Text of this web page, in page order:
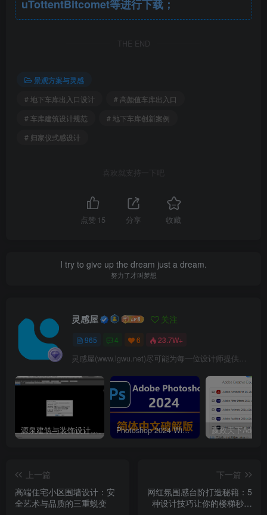
uTottentBitcomet等进行下载；
THE END
景观方案与灵感
# 地下车库出入口设计
# 高颜值车库出入口
# 车库建筑设计规范
# 地下车库创新案例
# 归家仪式感设计
喜欢就支持一下吧
点赞 15 分享 收藏
I try to give up the dream just a dream.
努力了才叫梦想
灵感屋 关注
965 4 6 23.7W+
灵感屋(www.lgwu.net)尽可能为每一位设计师提供更全面、更精致、更具有创意感的设计素材。努力成为景观设计师展示实力和互相学习的优质网络资源发布平台。
源泉建筑与装饰设计CAD插件工具箱（YQArch 6.7.4） Photoshop 2024 Win|Mac 简体中文破解版安装包下载及安装教程
上一篇
高端住宅小区围墙设计：安
全艺术与品质的三重蜕变
下一篇
网红氛围感台阶打造秘籍：5
种设计技巧让你的楼梯秒变